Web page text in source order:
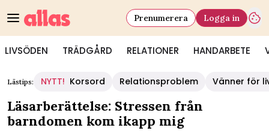
LIVSÖDEN TRÄDGÅRD RELATIONER HANDARBETE
Prenumerera Logga in
Lästips: NYTT! Korsord Relationsproblem Vänner för
Läsarberättelse: Stressen från
barndomen kom ikapp mig